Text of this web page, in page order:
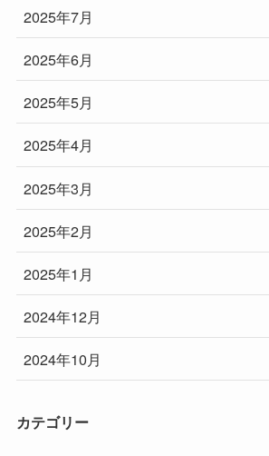
2025年7月
2025年6月
2025年5月
2025年4月
2025年3月
2025年2月
2025年1月
2024年12月
2024年10月
カテゴリー